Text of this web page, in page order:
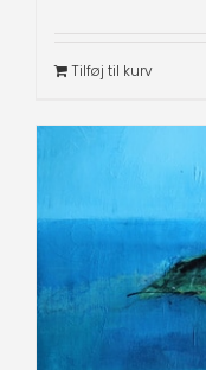
Tilføj til kurv